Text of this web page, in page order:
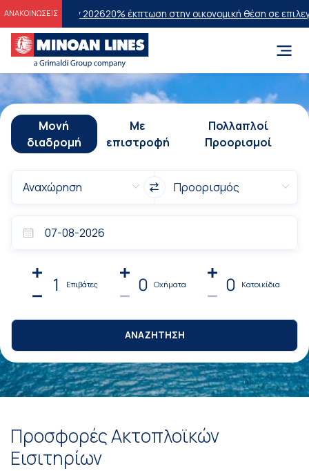
ΑΝΑΚΟΙΝΩΣΕΙΣ
202620% έκπτωση στην οικονομική θέση σε επιλεγμένα
Μονή
διαδρομή
Με
επιστροφή
Πολλαπλοί
Προορισμοί
1 Επιβάτες 0 Οχήματα 0 Κατοικίδια
ΑΝΑΖΗΤΗΣΗ
Προσφορές Ακτοπλοϊκών
Εισιτηρίων